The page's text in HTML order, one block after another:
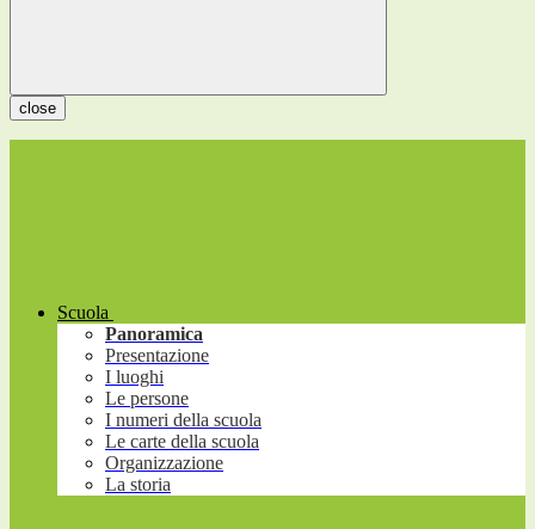
close
Scuola
Panoramica
Presentazione
I luoghi
Le persone
I numeri della scuola
Le carte della scuola
Organizzazione
La storia